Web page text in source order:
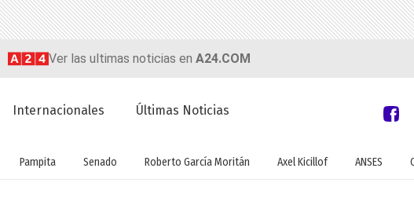
Ver las ultimas noticias en A24.COM
Internacionales Últimas Noticias
Pampita Senado Roberto García Moritán Axel Kicillof ANSES